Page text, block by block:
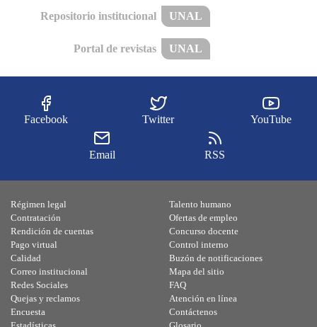
Repositorio institucional UNAL
Portal de revistas UNAL
Facebook Twitter YouTube
Email RSS
Régimen legal
Contratación
Rendición de cuentas
Pago virtual
Calidad
Talento humano
Ofertas de empleo
Concurso docente
Control interno
Buzón de notificaciones
Correo institucional
Redes Sociales
Quejas y reclamos
Encuesta
Mapa del sitio
FAQ
Atención en línea
Contáctenos